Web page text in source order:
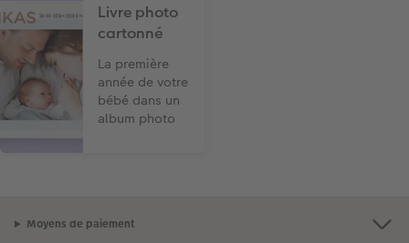
Livre photo
cartonné
La première
année de votre
bébé dans un
album photo
Moyens de paiement